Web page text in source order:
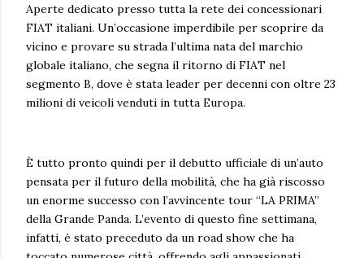
Aperte dedicato presso tutta la rete dei concessionari
FIAT italiani. Un’occasione imperdibile per scoprire da
vicino e provare su strada l’ultima nata del marchio
globale italiano, che segna il ritorno di FIAT nel
segmento B, dove è stata leader per decenni con oltre 23
milioni di veicoli venduti in tutta Europa.
È tutto pronto quindi per il debutto ufficiale di un’auto
pensata per il futuro della mobilità, che ha già riscosso
un enorme successo con l’avvincente tour “LA PRIMA”
della Grande Panda. L’evento di questo fine settimana,
infatti, è stato preceduto da un road show che ha